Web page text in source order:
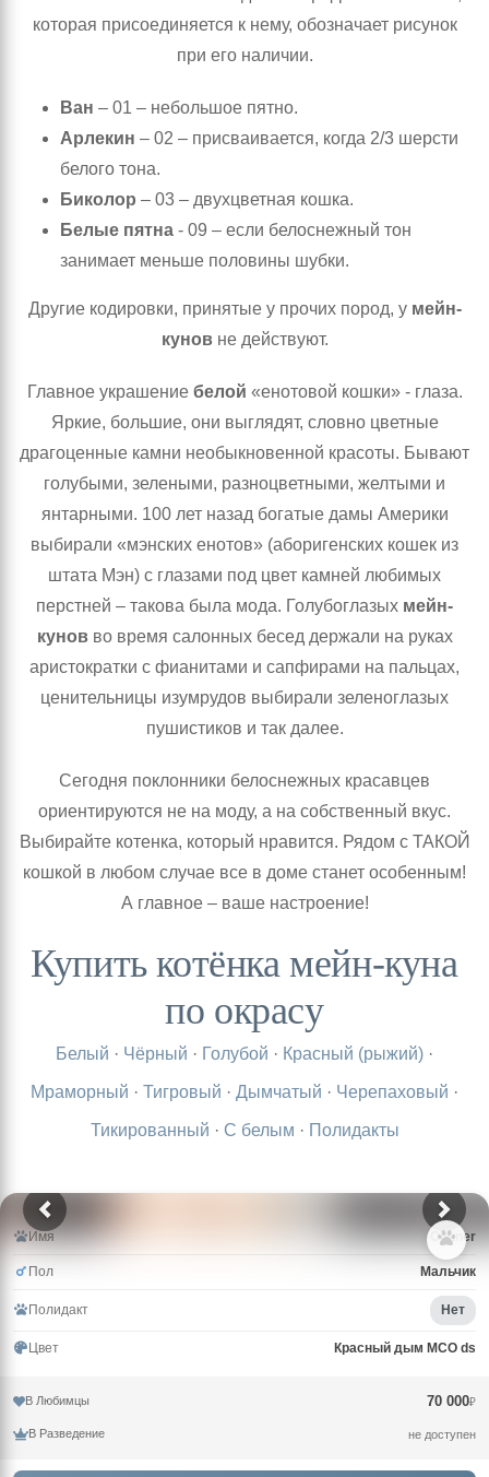
которая присоединяется к нему, обозначает рисунок
при его наличии.
Ван – 01 – небольшое пятно.
Арлекин – 02 – присваивается, когда 2/3 шерсти
белого тона.
Биколор – 03 – двухцветная кошка.
Белые пятна - 09 – если белоснежный тон
занимает меньше половины шубки.
Другие кодировки, принятые у прочих пород, у мейн-
куновне действуют.
Главное украшение белой «енотовой кошки» - глаза.
Яркие, большие, они выглядят, словно цветные
драгоценные камни необыкновенной красоты. Бывают
голубыми, зелеными, разноцветными, желтыми и
янтарными. 100 лет назад богатые дамы Америки
выбирали «мэнских енотов» (аборигенских кошек из
штата Мэн) с глазами под цвет камней любимых
перстней – такова была мода. Голубоглазых мейн-
куновво время салонных бесед держали на руках
аристократки с фианитами и сапфирами на пальцах,
ценительницы изумрудов выбирали зеленоглазых
пушистиков и так далее.
Сегодня поклонники белоснежных красавцев
ориентируются не на моду, а на собственный вкус.
Выбирайте котенка, который нравится. Рядом с ТАКОЙ
кошкой в любом случае все в доме станет особенным!
А главное – ваше настроение!
Купить котёнка мейн-куна
по окрасу
Белый · Чёрный · Голубой · Красный (рыжий) ·
Мраморный · Тигровый · Дымчатый · Черепаховый ·
Тикированный · С белым · Полидакты
Имя Conner
Пол Мальчик
Полидакт Нет
Цвет Красный дым MCO ds
В Любимцы 70 000₽
В Разведение не доступен